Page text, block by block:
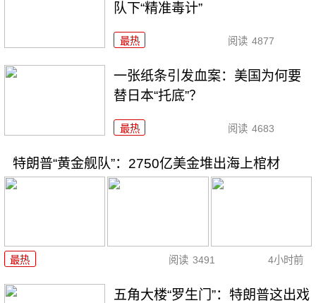
队下“精准毒计”
最热 阅读 4877
一张纸条引发血案：美国为何要
替日本“托底”？
最热 阅读 4683
特朗普“黄金舰队”：2750亿美金堆出海上棺材
最热 阅读 3491 4小时前
五角大楼“罗生门”：特朗普这出戏